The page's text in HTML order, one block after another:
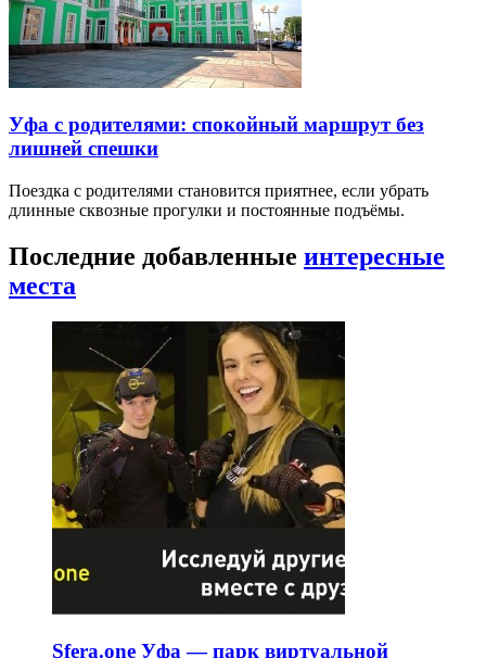
Уфа с родителями: спокойный маршрут без
лишней спешки
Поездка с родителями становится приятнее, если убрать
длинные сквозные прогулки и постоянные подъёмы.
Последние добавленные интересные
места
Sfera.one Уфа — парк виртуальной